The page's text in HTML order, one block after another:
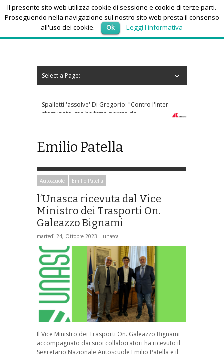
lunedì 10, Agosto 2026
Select a Page:
Spalletti 'assolve' Di Gregorio: "Contro l'Inter
sfortunato, ma ha fatto parate da
Emilio Patella
Autoscuole Emilio Patella
l’Unasca ricevuta dal Vice
Ministro dei Trasporti On.
Galeazzo Bignami
martedì 24, Ottobre 2023 | unasca
Il Vice Ministro dei Trasporti On. Galeazzo Bignami
accompagnato dai suoi collaboratori ha ricevuto il
Il presente sito web utilizza cookie di sessione e cookie di terze parti.
Proseguendo nella navigazione sul nostro sito web presta il consenso
all'uso dei cookie.
Ok Leggi l informativa